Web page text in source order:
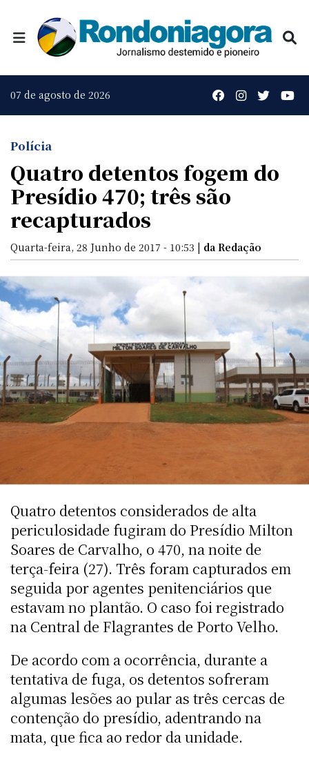
07 de agosto de 2026
Polícia
Quatro detentos fogem do
Presídio 470; três são
recapturados
Quarta-feira, 28 Junho de 2017 - 10:53 | da Redação
Quatro detentos considerados de alta
periculosidade fugiram do Presídio Milton
Soares de Carvalho, o 470, na noite de
terça-feira (27). Três foram capturados em
seguida por agentes penitenciários que
estavam no plantão. O caso foi registrado
na Central de Flagrantes de Porto Velho.
De acordo com a ocorrência, durante a
tentativa de fuga, os detentos sofreram
algumas lesões ao pular as três cercas de
contenção do presídio, adentrando na
mata, que fica ao redor da unidade.